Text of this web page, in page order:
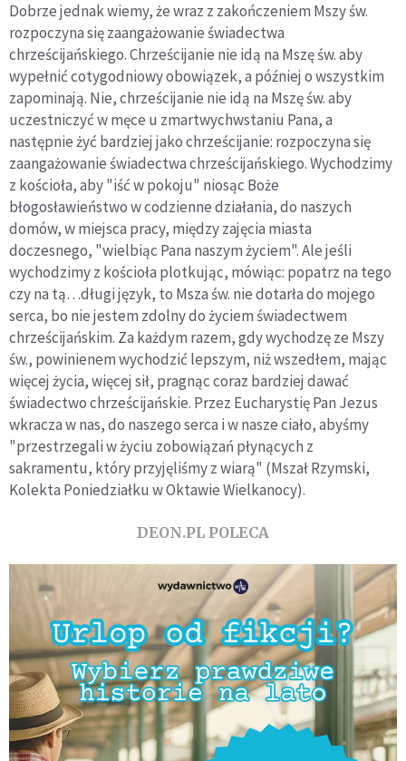
Dobrze jednak wiemy, że wraz z zakończeniem Mszy św.
rozpoczyna się zaangażowanie świadectwa
chrześcijańskiego. Chrześcijanie nie idą na Mszę św. aby
wypełnić cotygodniowy obowiązek, a później o wszystkim
zapominają. Nie, chrześcijanie nie idą na Mszę św. aby
uczestniczyć w męce u zmartwychwstaniu Pana, a
następnie żyć bardziej jako chrześcijanie: rozpoczyna się
zaangażowanie świadectwa chrześcijańskiego. Wychodzimy
z kościoła, aby "iść w pokoju" niosąc Boże
błogosławieństwo w codzienne działania, do naszych
domów, w miejsca pracy, między zajęcia miasta
doczesnego, "wielbiąc Pana naszym życiem". Ale jeśli
wychodzimy z kościoła plotkując, mówiąc: popatrz na tego
czy na tą…długi język, to Msza św. nie dotarła do mojego
serca, bo nie jestem zdolny do życiem świadectwem
chrześcijańskim. Za każdym razem, gdy wychodzę ze Mszy
św., powinienem wychodzić lepszym, niż wszedłem, mając
więcej życia, więcej sił, pragnąc coraz bardziej dawać
świadectwo chrześcijańskie. Przez Eucharystię Pan Jezus
wkracza w nas, do naszego serca i w nasze ciało, abyśmy
"przestrzegali w życiu zobowiązań płynących z
sakramentu, który przyjęliśmy z wiarą" (Mszał Rzymski,
Kolekta Poniedziałku w Oktawie Wielkanocy).
DEON.PL POLECA